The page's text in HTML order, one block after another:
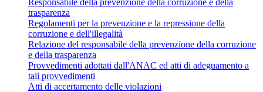
trasparenza
Regolamenti per la prevenzione e la repressione della
corruzione e dell'illegalità
Relazione del responsabile della prevenzione della corruzione
e della trasparenza
Provvedimenti adottati dall'ANAC ed atti di adeguamento a
tali provvedimenti
Atti di accertamento delle violazioni